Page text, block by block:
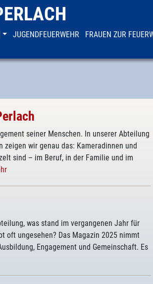
JUGENDFEUERWEHR FRAUEN ZUR
seiner Menschen. In unserer Abteilung
zeigen wir genau das: Kameradinnen und
sind – im Beruf, in der Familie und im
was stand im vergangenen Jahr für
oft ungesehen? Das Magazin 2025 nimmt
Engagement und Gemeinschaft. Es